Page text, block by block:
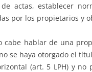
actas, establecer
por los propietarios y
cabe hablar de una
se haya otorgado el
(art. 5 LPH) y no